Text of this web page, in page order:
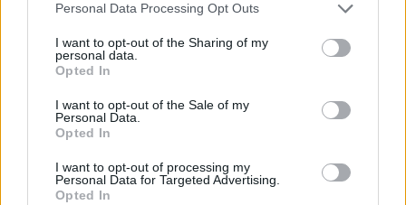
Personal Data Processing Opt Outs
I want to opt-out of the Sharing of my
personal data.
Opted In
I want to opt-out of the Sale of my
Personal Data.
Opted In
I want to opt-out of processing my
Personal Data for Targeted Advertising.
Opted In
baja de un umbral de voltios en el caso de que el coche esta
parado un periodo muy prolongado. En mi opinión, estos módulos
no aportan gran cosa en vehiculos modernos con baterias agm o
gel y añaden un consumo extra que puede ser incluso mayor
Editado7 de Octubre del 2024por Tineo
Responder